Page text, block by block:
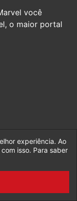
você
o maior portal
experiência. Ao
isso. Para saber